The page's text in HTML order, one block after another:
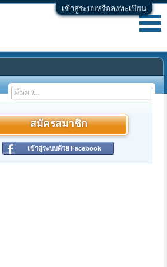
เข้าสู่ระบบหรือลงทะเบียน
สมัครสมาชิก
เข้าสู่ระบบด้วย Facebook